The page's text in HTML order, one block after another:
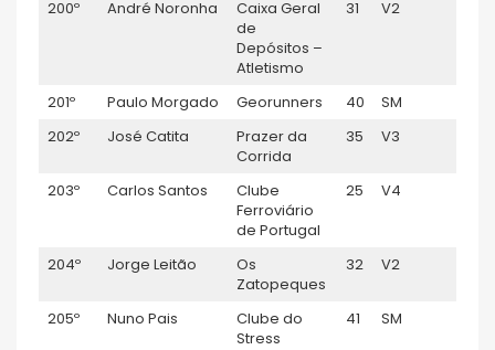
200º
André Noronha
Caixa Geral
de
Depósitos –
Atletismo
31 V2
201º Paulo Morgado Georunners 40 SM
202º
José Catita
Prazer da
Corrida
35 V3
203º Carlos Santos
Clube
Ferroviário
de Portugal
25 V4
204º Jorge Leitão
Os
Zatopeques
32 V2
205º Nuno Pais
Clube do
Stress
41 SM